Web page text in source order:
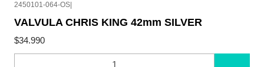
2450101-064-OS
VALVULA CHRIS KING 42mm SILVER
$34.990